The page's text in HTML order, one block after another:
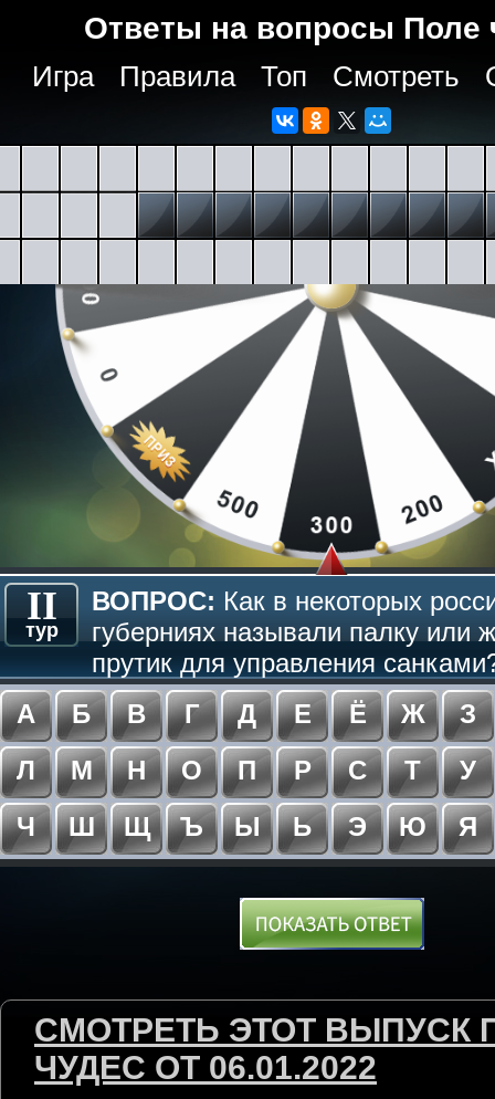
Ответы на вопросы Поле
Игра Правила Топ Смотреть
II
тур
ВОПРОС: Как в некоторых
губерниях называли палку или
прутик для управления
А
Б В Г Д Е Ё Ж
З
Л
М Н О П Р С Т
У
Ч
Ш Щ Ъ Ы Ь Э Ю Я
СМОТРЕТЬ ЭТОТ ВЫПУСК
ЧУДЕС ОТ 06.01.2022